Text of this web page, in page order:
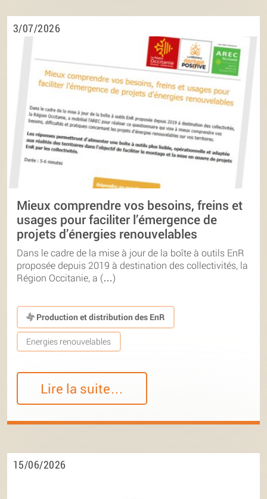
3/07/2026
Mieux comprendre vos besoins, freins et
usages pour faciliter l’émergence de
projets d’énergies renouvelables
Dans le cadre de la mise à jour de la boîte à outils EnR
proposée depuis 2019 à destination des collectivités, la
Région Occitanie, a (…)
Production et distribution des EnR
Energies renouvelables
Lire la suite…
15/06/2026